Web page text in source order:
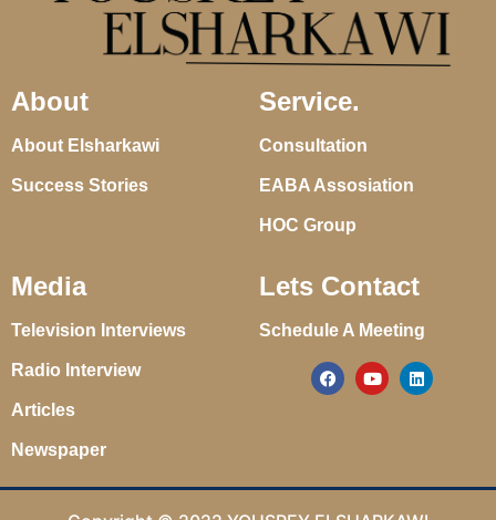
About
About Elsharkawi
Success Stories
Service.
Consultation
EABA Assosiation
HOC Group
Media
Television Interviews
Radio Interview
Articles
Newspaper
Lets Contact
Schedule A Meeting